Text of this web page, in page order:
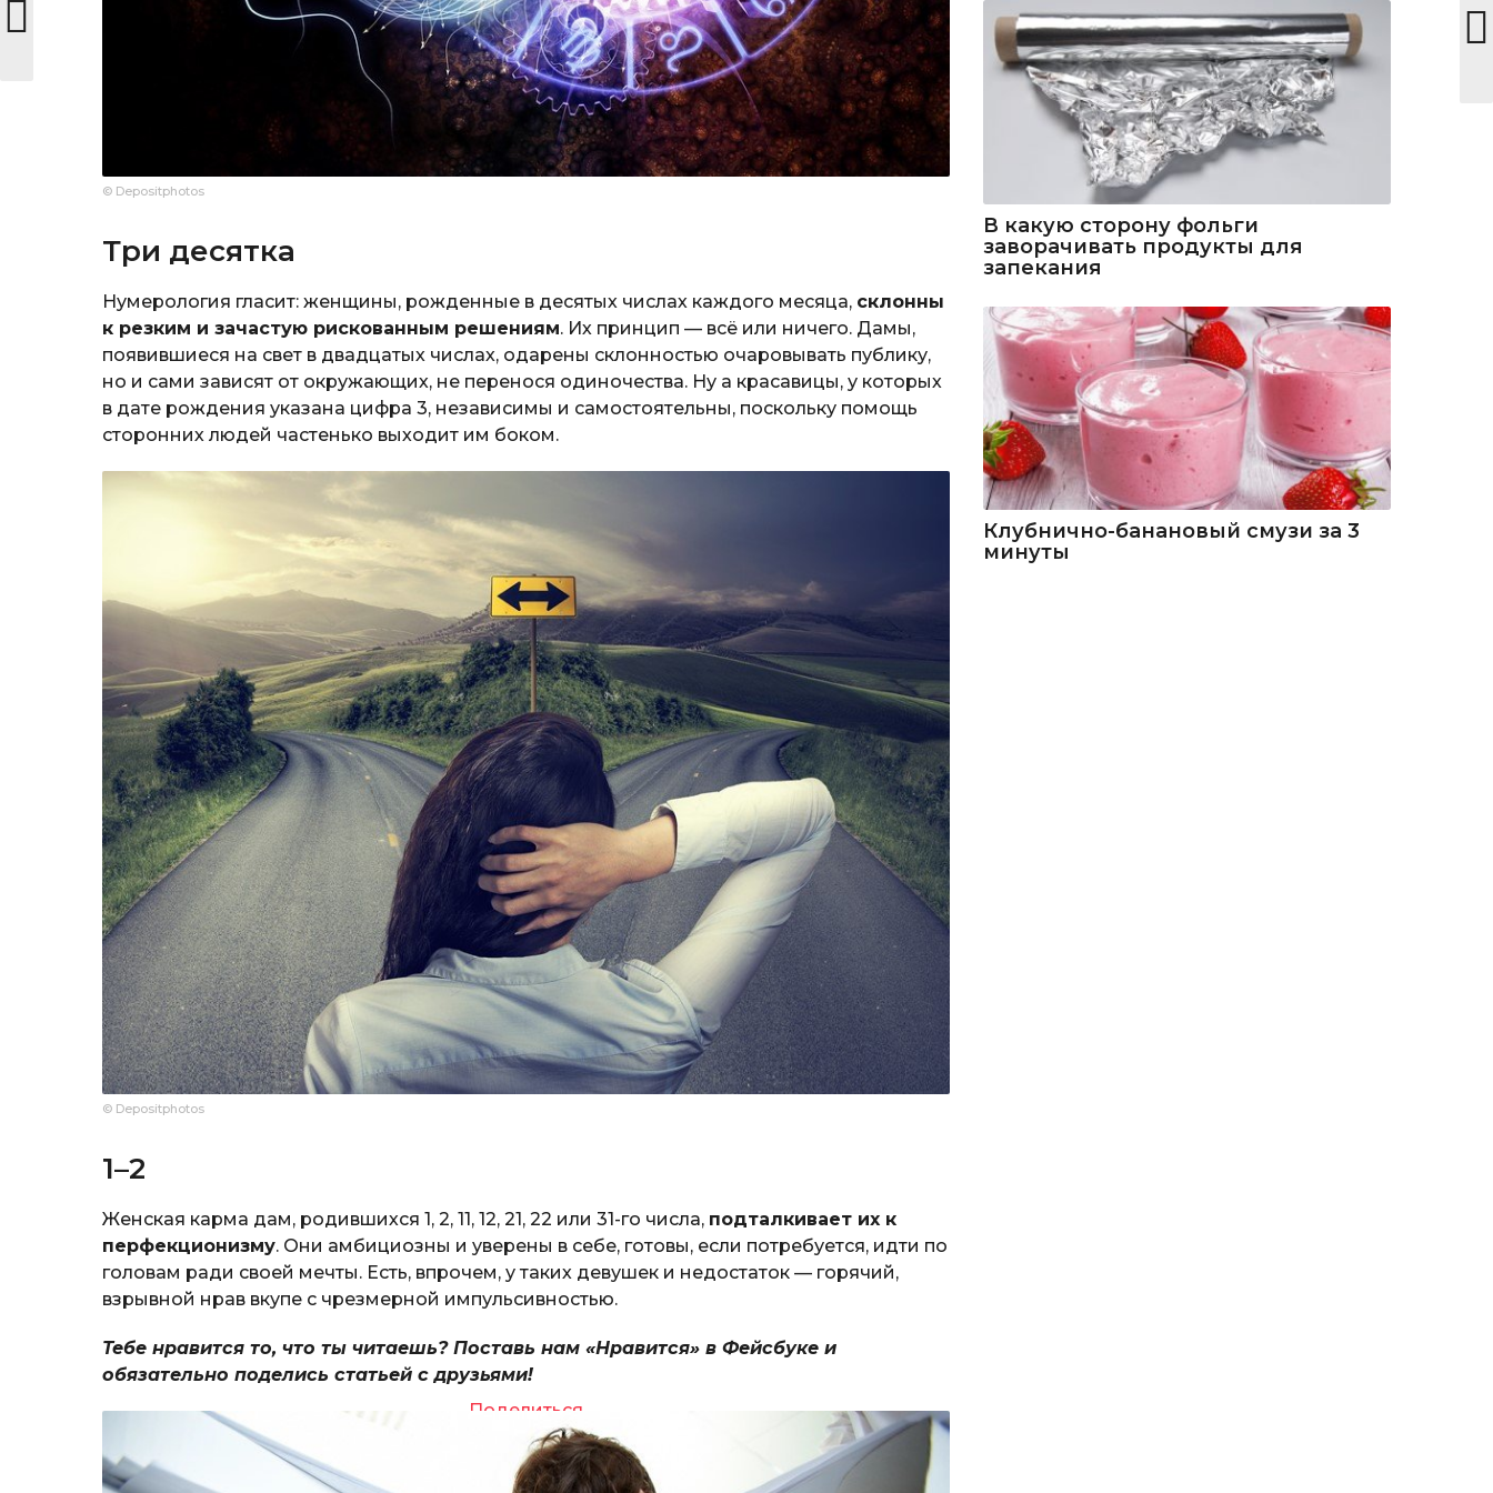
© Depositphotos
Три десятка
Нумерология гласит: женщины, рожденные в десятых числах каждого месяца, склонны
к резким и зачастую рискованным решениям. Их принцип — всё или ничего. Дамы,
появившиеся на свет в двадцатых числах, одарены склонностью очаровывать публику,
но и сами зависят от окружающих, не перенося одиночества. Ну а красавицы, у которых
в дате рождения указана цифра 3, независимы и самостоятельны, поскольку помощь
сторонних людей частенько выходит им боком.
© Depositphotos
1–2
Женская карма дам, родившихся 1, 2, 11, 12, 21, 22 или 31-го числа, подталкивает их к
перфекционизму. Они амбициозны и уверены в себе, готовы, если потребуется, идти по
головам ради своей мечты. Есть, впрочем, у таких девушек и недостаток — горячий,
взрывной нрав вкупе с чрезмерной импульсивностью.
Тебе нравится то, что ты читаешь? Поставь нам «Нравится» в Фейсбуке и
обязательно поделись статьей с друзьями!
Поделиться
В какую сторону фольги
заворачивать продукты для
запекания
Клубнично-банановый смузи за 3
минуты